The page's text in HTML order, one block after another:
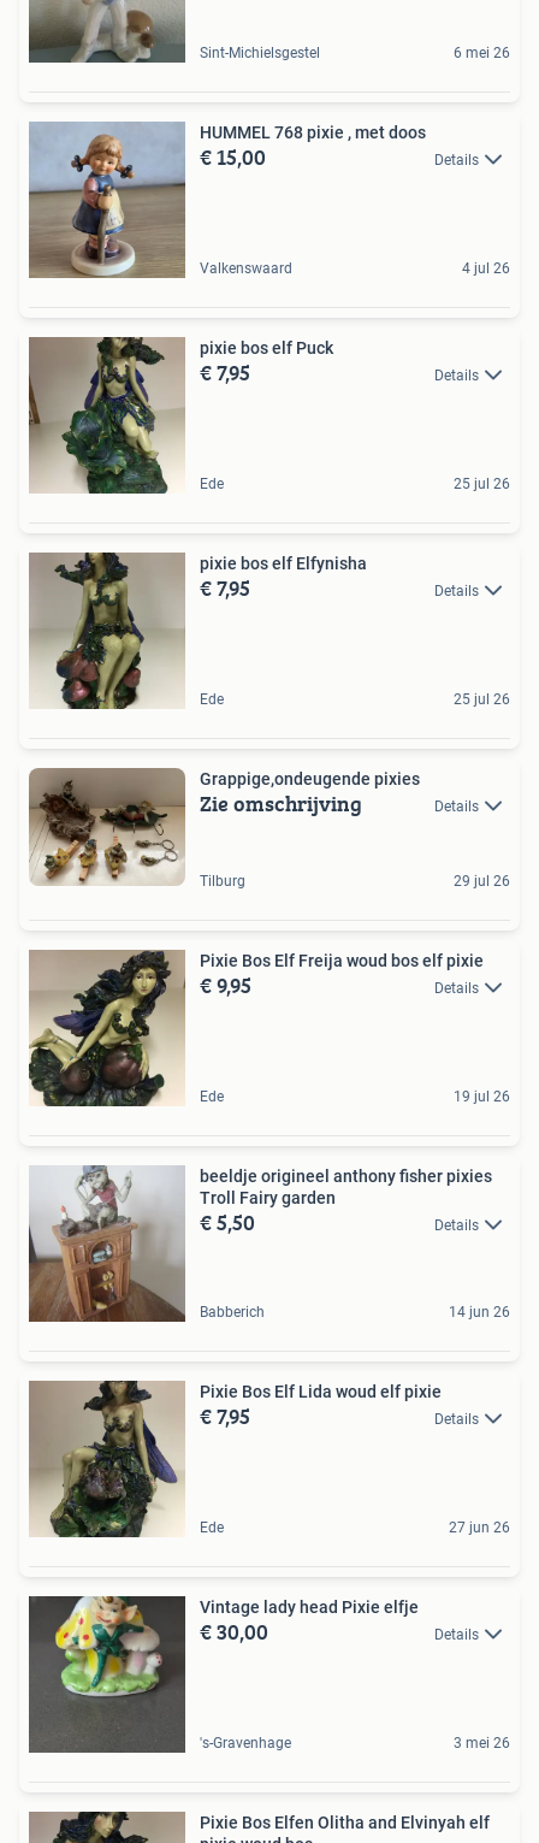
Sint-Michielsgestel 6 mei 26
HUMMEL 768 pixie , met doos
€ 15,00 Details
Valkenswaard 4 jul 26
pixie bos elf Puck
€ 7,95 Details
Ede 25 jul 26
pixie bos elf Elfynisha
€ 7,95 Details
Ede 25 jul 26
Grappige,ondeugende pixies
Zie omschrijving Details
Tilburg 29 jul 26
Pixie Bos Elf Freija woud bos elf pixie
€ 9,95 Details
Ede 19 jul 26
beeldje origineel anthony fisher pixies
Troll Fairy garden
€ 5,50 Details
Babberich 14 jun 26
Pixie Bos Elf Lida woud elf pixie
€ 7,95 Details
Ede 27 jun 26
Vintage lady head Pixie elfje
€ 30,00 Details
's-Gravenhage 3 mei 26
Pixie Bos Elfen Olitha and Elvinyah elf